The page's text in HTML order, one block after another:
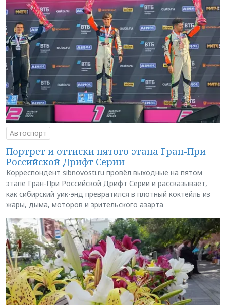
Автоспорт
Портрет и оттиски пятого этапа Гран-При
Российской Дрифт Серии
Корреспондент sibnovosti.ru провёл выходные на пятом
этапе Гран-При Российской Дрифт Серии и рассказывает,
как сибирский уик-энд превратился в плотный коктейль из
жары, дыма, моторов и зрительского азарта